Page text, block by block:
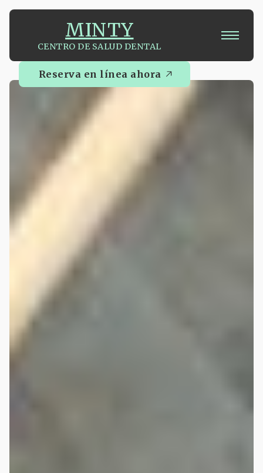
MINTY
CENTRO DE SALUD DENTAL
Reserva en línea ahora
Reserva en línea ahora